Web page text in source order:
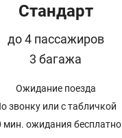
Стандарт
до 4 пассажиров
3 багажа
Ожидание поезда
звонку или с табличкой
мин. ожидания бесплатно